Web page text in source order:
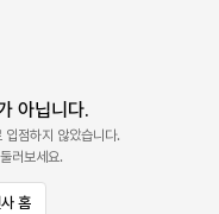
아닙니다.
입점하지 않았습니다.
러보세요.
홈